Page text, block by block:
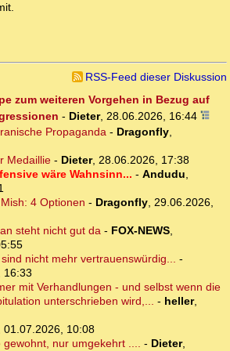
RSS-Feed dieser Diskussion
zum weiteren Vorgehen in Bezug auf
- Dieter, 28.06.2026, 16:44
Propaganda- Dragonfly,
Medaillie- Dieter, 28.06.2026, 17:38
wäre Wahnsinn... - Andudu,
4 Optionen - Dragonfly, 29.06.2026,
steht nicht gut da- FOX-NEWS,
nicht mehr vertrauenswürdig... -
16:33
mit Verhandlungen - und selbst wenn die
unterschrieben wird,... - heller,
01.07.2026, 10:08
gewohnt, nur umgekehrt .... - Dieter,